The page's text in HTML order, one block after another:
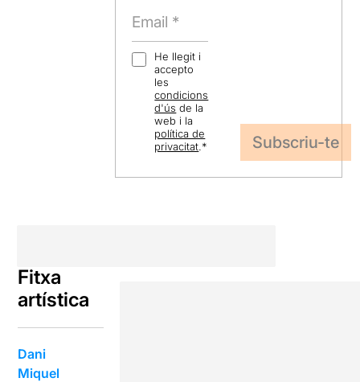
He llegit i
accepto
les
condicions
d'ús de la
web i la
política de
privacitat.*
Fitxa
artística
Dani
Miquel